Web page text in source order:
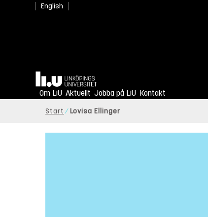
English
Hem
Om LiU Aktuellt Jobba på LiU Kontakt
Start Lovisa Ellinger